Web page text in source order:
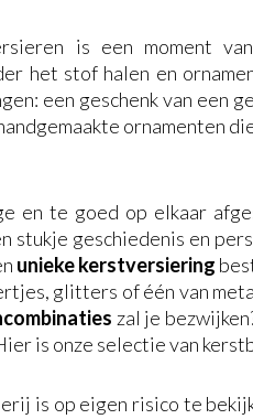
is een moment
het stof halen en
een geschenk van een
ornamenten
en te goed op elkaar
stukje geschiedenis en
uniekekerstversiering
glitters of één van
zal je
is onze selectie van
is op eigen risico te